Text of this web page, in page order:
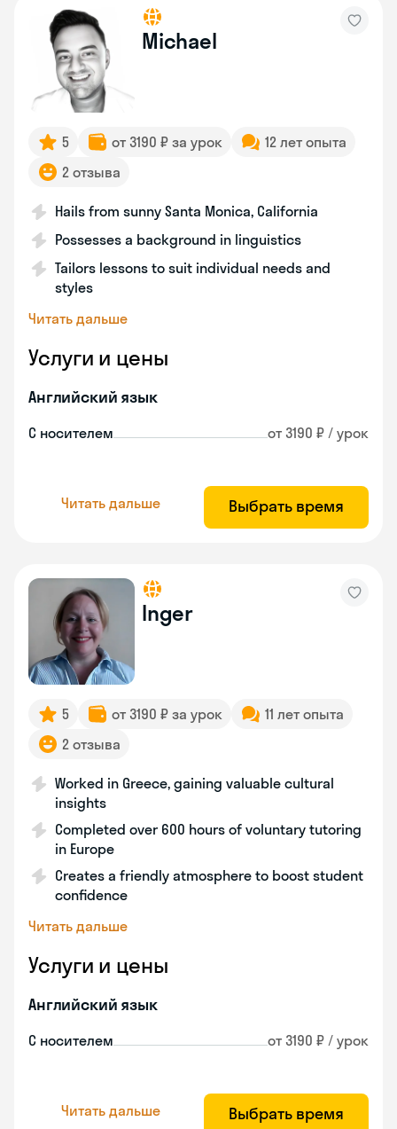
Michael
5 от 3190 ₽ за урок
12 лет опыта
2 отзыва
Hails from sunny Santa Monica, California
Possesses a background in linguistics
Tailors lessons to suit individual needs and
styles
Читать дальше
Услуги и цены
Английский язык
С носителем от 3190 ₽ / урок
Читать дальше Выбрать время
Inger
5 от 3190 ₽ за урок
11 лет опыта
2 отзыва
Worked in Greece, gaining valuable cultural
insights
Completed over 600 hours of voluntary tutoring
in Europe
Creates a friendly atmosphere to boost student
confidence
Читать дальше
Услуги и цены
Английский язык
С носителем от 3190 ₽ / урок
Читать дальше Выбрать время